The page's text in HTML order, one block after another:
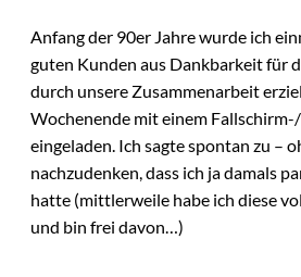
Anfang der 90er Jahre wurde ich
guten Kunden aus Dankbarkeit für
durch unsere Zusammenarbeit
Wochenende mit einem
eingeladen. Ich sagte spontan zu –
nachzudenken, dass ich ja damals
hatte (mittlerweile habe ich diese
und bin frei davon…)